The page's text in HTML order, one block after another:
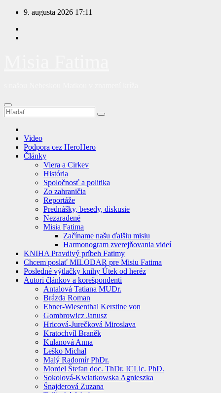
Prejsť
obsah
9. augusta 2026 17:11
Video
Podpora cez HeroHero
Články
Viera a Cirkev
História
Spoločnosť a politika
Zo zahraničia
Reportáže
Prednášky, besedy, diskusie
Nezaradené
Misia Fatima
Začíname našu ďalšiu misiu
Harmonogram zverejňovania videí
KNIHA Pravdivý príbeh Fatimy
Chcem poslať MILODAR pre Misiu Fatima
Posledné výtlačky knihy Útek od heréz
Autori článkov a korešpondenti
Antalová Tatiana MUDr.
Brázda Roman
Ebner-Wiesenthal Kerstine von
Gombrowicz Janusz
Hricová-Jurečková Miroslava
Kratochvíl Braněk
Kulanová Anna
Leško Michal
Malý Radomír PhDr.
Mordel Štefan doc. ThDr. ICLic. PhD.
Sokolová-Kwiatkowska Agnieszka
Šnajderová Zuzana